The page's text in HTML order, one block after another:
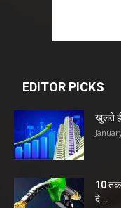
EDITOR PICKS
खुलते
10 तक
दे...